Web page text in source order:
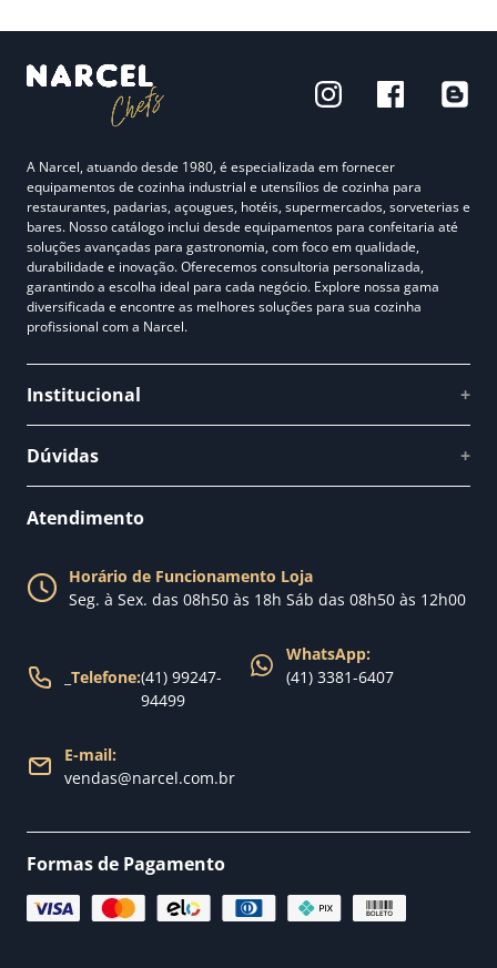
A Narcel, atuando desde 1980, é especializada em fornecer
equipamentos de cozinha industrial e utensílios de cozinha para
restaurantes, padarias, açougues, hotéis, supermercados, sorveterias e
bares. Nosso catálogo inclui desde equipamentos para confeitaria até
soluções avançadas para gastronomia, com foco em qualidade,
durabilidade e inovação. Oferecemos consultoria personalizada,
garantindo a escolha ideal para cada negócio. Explore nossa gama
diversificada e encontre as melhores soluções para sua cozinha
profissional com a Narcel.
Institucional +
Fale conosco
Nossa loja
Dúvidas +
Política de Trocas
Política de Entrega
Atendimento
Horário de Funcionamento Loja
Seg. à Sex. das 08h50 às 18h Sáb das 08h50 às 12h00
Telefone:(41) 99247-
94499
WhatsApp:
(41) 3381-6407
E-mail:
vendas@narcel.com.br
Formas de Pagamento